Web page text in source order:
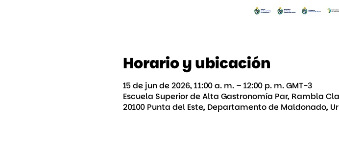
Horario y ubicación
15 de jun de 2026, 11:00 a. m. – 12:00 p. m. GMT-3
Escuela Superior de Alta Gastronomía Par, Rambla
20100 Punta del Este, Departamento de Maldonado,